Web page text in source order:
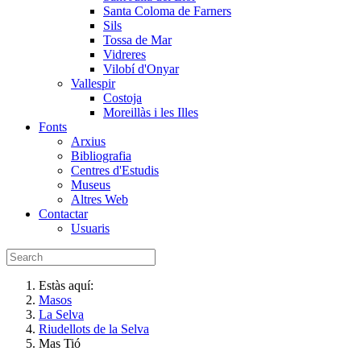
Santa Coloma de Farners
Sils
Tossa de Mar
Vidreres
Vilobí d'Onyar
Vallespir
Costoja
Moreillàs i les Illes
Fonts
Arxius
Bibliografia
Centres d'Estudis
Museus
Altres Web
Contactar
Usuaris
Estàs aquí:
Masos
La Selva
Riudellots de la Selva
Mas Tió